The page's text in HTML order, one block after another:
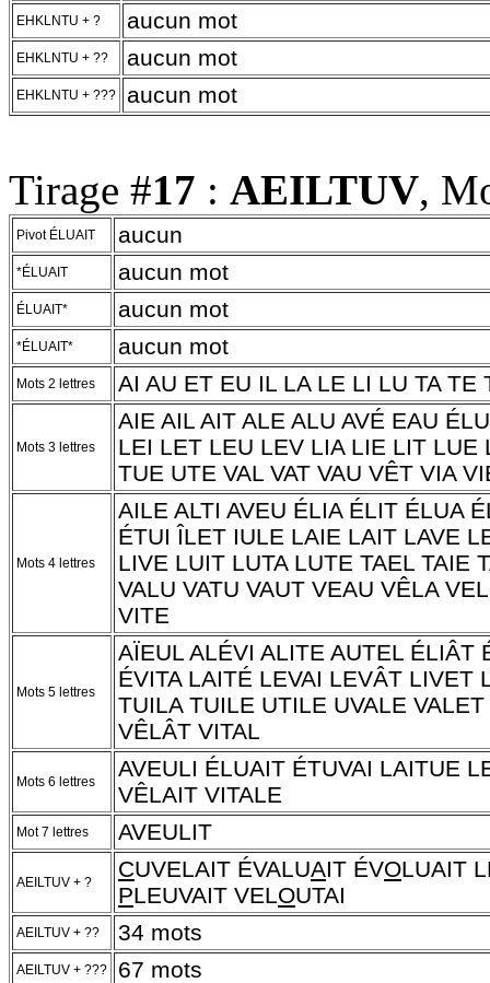
EHKLNTU + ? aucun mot
EHKLNTU + ?? aucun mot
EHKLNTU + ??? aucun mot
Tirage #17 : AEILTUV,
Pivot ÉLUAIT aucun
*ÉLUAIT aucun mot
ÉLUAIT* aucun mot
*ÉLUAIT* aucun mot
Mots 2 lettres AI AU ET EU IL LA LE LI LU TA TE
Mots 3 lettres
AIE AIL AIT ALE ALU AVÉ EAU
LEI LET LEU LEV LIA LIE LIT LUE
TUE UTE VAL VAT VAU VÊT VIA
Mots 4 lettres
AILE ALTI AVEU ÉLIA ÉLIT ÉLUA
ÉTUI ÎLET IULE LAIE LAIT LAVE
LIVE LUIT LUTA LUTE TAEL TAIE
VALU VATU VAUT VEAU VÊLA
VITE
Mots 5 lettres
AÏEUL ALÉVI ALITE AUTEL ÉLIÂT
ÉVITA LAITÉ LEVAI LEVÂT LIVET
TUILA TUILE UTILE UVALE
VÊLÂT VITAL
Mots 6 lettres
AVEULI ÉLUAIT ÉTUVAI LAITUE
VÊLAIT VITALE
Mot 7 lettres AVEULIT
AEILTUV + ?
CUVELAIT ÉVALUAIT ÉVOLUAIT
PLEUVAIT VELOUTAI
AEILTUV + ?? 34 mots
AEILTUV + ??? 67 mots